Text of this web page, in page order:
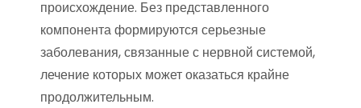
происхождение. Без представленного
компонента формируются серьезные
заболевания, связанные с нервной системой,
лечение которых может оказаться крайне
продолжительным.